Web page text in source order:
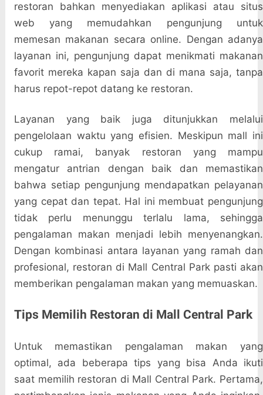
restoran bahkan menyediakan aplikasi atau situs
web yang memudahkan pengunjung untuk
memesan makanan secara online. Dengan adanya
layanan ini, pengunjung dapat menikmati makanan
favorit mereka kapan saja dan di mana saja, tanpa
harus repot-repot datang ke restoran.
Layanan yang baik juga ditunjukkan melalui
pengelolaan waktu yang efisien. Meskipun mall ini
cukup ramai, banyak restoran yang mampu
mengatur antrian dengan baik dan memastikan
bahwa setiap pengunjung mendapatkan pelayanan
yang cepat dan tepat. Hal ini membuat pengunjung
tidak perlu menunggu terlalu lama, sehingga
pengalaman makan menjadi lebih menyenangkan.
Dengan kombinasi antara layanan yang ramah dan
profesional, restoran di Mall Central Park pasti akan
memberikan pengalaman makan yang memuaskan.
Tips Memilih Restoran di Mall Central Park
Untuk memastikan pengalaman makan yang
optimal, ada beberapa tips yang bisa Anda ikuti
saat memilih restoran di Mall Central Park. Pertama,